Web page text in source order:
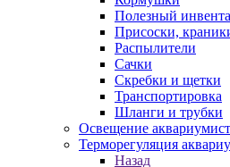
Полезный
Присоски,
Распылители
Сачки
Скребки и щетки
Транспортировка
Шланги и трубки
Освещение
Терморегуляция
Назад